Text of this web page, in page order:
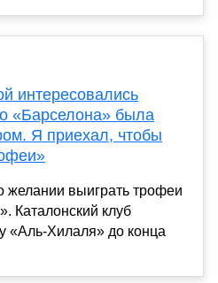
интересовались
«Барселона» была
Я приехал, чтобы
желании выиграть трофеи
Каталонский клуб
«Аль-Хилаля» до конца